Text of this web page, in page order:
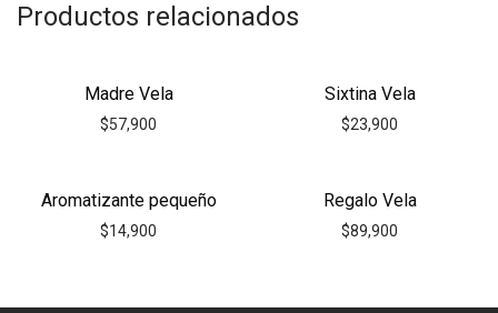
Productos relacionados
Madre Vela
$57,900
Sixtina Vela
$23,900
Aromatizante pequeño
$14,900
Regalo Vela
$89,900